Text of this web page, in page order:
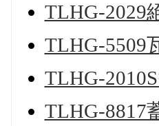
TLHG-2029
TLHG-5509
TLHG-
TLHG-8817